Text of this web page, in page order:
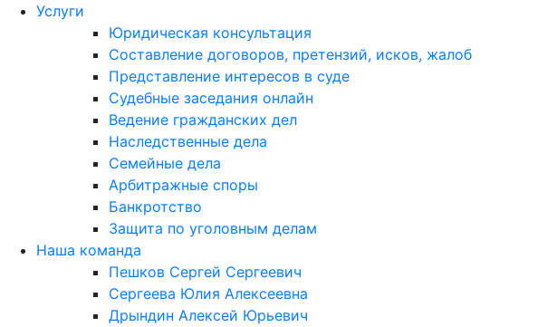
Услуги
Юридическая консультация
Составление договоров, претензий, исков, жалоб
Представление интересов в суде
Судебные заседания онлайн
Ведение гражданских дел
Наследственные дела
Семейные дела
Арбитражные споры
Банкротство
Защита по уголовным делам
Наша команда
Пешков Сергей Сергеевич
Сергеева Юлия Алексеевна
Дрындин Алексей Юрьевич